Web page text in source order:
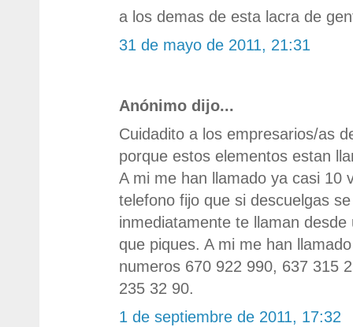
a los demas de esta lacra de
31 de mayo de 2011, 21:31
Anónimo dijo...
Cuidadito a los empresarios/as
porque estos elementos estan
A mi me han llamado ya casi 10
telefono fijo que si descuelgas
inmediatamente te llaman
que piques. A mi me han
numeros 670 922 990, 637 315
235 32 90.
1 de septiembre de 2011, 17:32